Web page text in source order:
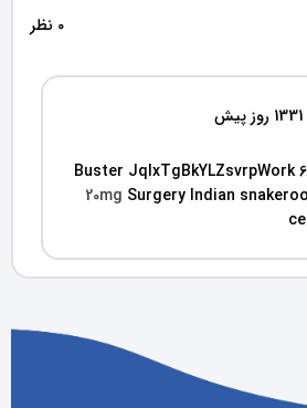
0 نظر
Buster JqIxTgBkYLZsvrpWork 6
20mg Surgery Indian